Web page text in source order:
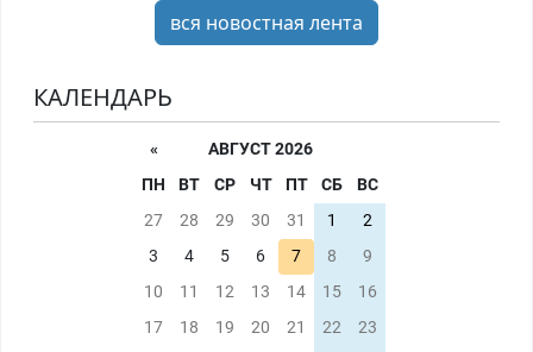
вся новостная лента
КАЛЕНДАРЬ
«
АВГУСТ 2026
ПН
ВТ СР ЧТ ПТ СБ
ВС
27
28 29 30 31 1
2
3
4 5 6 7 8
9
10
11 12 13 14 15
16
17
18 19 20 21 22
23